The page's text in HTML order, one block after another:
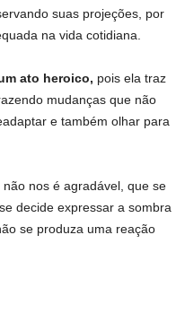
suas projeções, por
na vida cotidiana.
ato heroico, pois ela traz
mudanças que não
e também olhar para
nos é agradável, que se
decide expressar a sombra
se produza uma reação